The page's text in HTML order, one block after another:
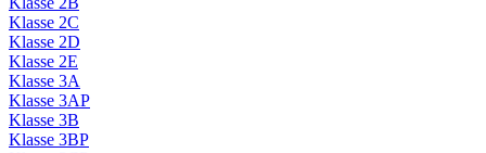
Klasse 2C
Klasse 2D
Klasse 2E
Klasse 3A
Klasse 3AP
Klasse 3B
Klasse 3BP